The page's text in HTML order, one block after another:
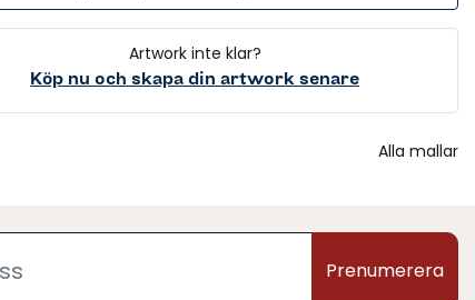
Artwork inte klar?
Köp nu och skapa din artwork senare
Alla mallar
Prenumerera